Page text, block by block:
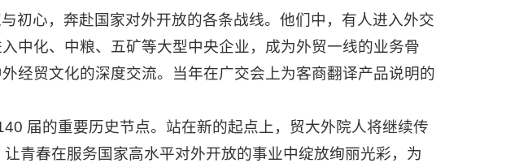
初心，奔赴国家对外开放的各条战线。他们中，有人进入外交
中化、中粮、五矿等大型中央企业，成为外贸一线的业务骨
经贸文化的深度交流。当年在广交会上为客商翻译产品说明的
届的重要历史节点。站在新的起点上，贸大外院人将继续传
青春在服务国家高水平对外开放的事业中绽放绚丽光彩，为